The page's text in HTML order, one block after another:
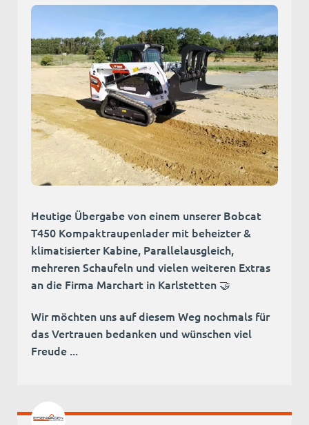
Heutige Übergabe von einem unserer Bobcat
T450 Kompaktraupenlader mit beheizter &
klimatisierter Kabine, Parallelausgleich,
mehreren Schaufeln und vielen weiteren Extras
an die Firma Marchart in Karlstetten 🤝
Wir möchten uns auf diesem Weg nochmals für
das Vertrauen bedanken und wünschen viel
Freude ...